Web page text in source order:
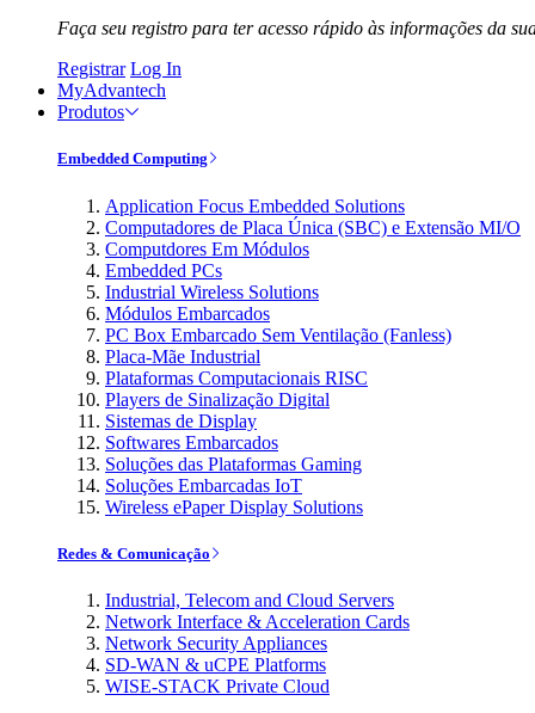
Faça seu registro para ter acesso rápido às informações da
Registrar Log In
MyAdvantech
Produtos
Embedded Computing
Application Focus Embedded Solutions
Computadores de Placa Única (SBC) e Extensão MI/O
Computdores Em Módulos
Embedded PCs
Industrial Wireless Solutions
Módulos Embarcados
PC Box Embarcado Sem Ventilação (Fanless)
Placa-Mãe Industrial
Plataformas Computacionais RISC
Players de Sinalização Digital
Sistemas de Display
Softwares Embarcados
Soluções das Plataformas Gaming
Soluções Embarcadas IoT
Wireless ePaper Display Solutions
Redes & Comunicação
Industrial, Telecom and Cloud Servers
Network Interface & Acceleration Cards
Network Security Appliances
SD-WAN & uCPE Platforms
WISE-STACK Private Cloud